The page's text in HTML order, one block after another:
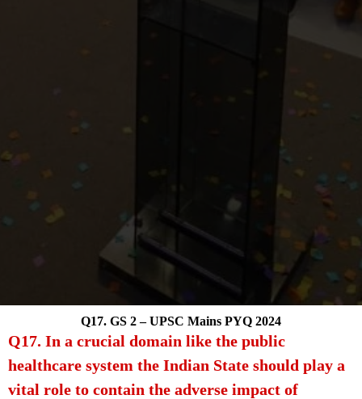
Q17. In a crucial domain like the public
healthcare system the Indian State should play a
vital role to contain the adverse impact of
Q17. GS 2 – UPSC Mains PYQ 2024